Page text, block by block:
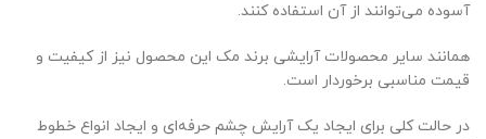
آسوده می‌توانند از آن استفاده کنند.
همانند سایر محصولات آرایشی برند مک این محصول نیز از کیفیت و
قیمت مناسبی برخوردار است.
در حالت کلی برای ایجاد یک آرایش چشم حرفه‌ای و ایجاد انواع خطوط